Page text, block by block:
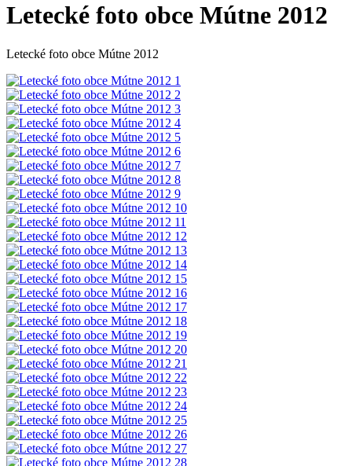
Letecké foto obce Mútne 2012
Letecké foto obce Mútne 2012